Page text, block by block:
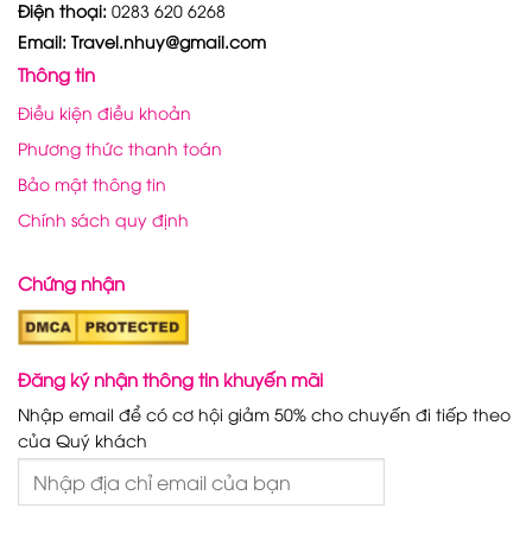
Điện thoại: 0283 620 6268
Email: Travel.nhuy@gmail.com
Thông tin
Điều kiện điều khoản
Phương thức thanh toán
Bảo mật thông tin
Chính sách quy định
Chứng nhận
Đăng ký nhận thông tin khuyến mãi
Nhập email để có cơ hội giảm 50% cho chuyến đi tiếp theo
của Quý khách